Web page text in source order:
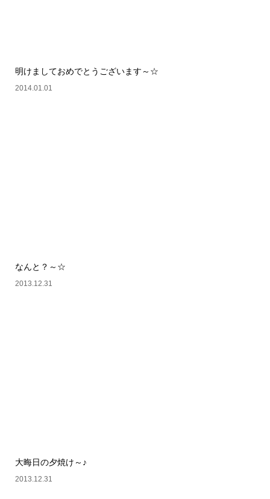
明けましておめでとうございます～☆
2014.01.01
なんと？～☆
2013.12.31
大晦日の夕焼け～♪
2013.12.31